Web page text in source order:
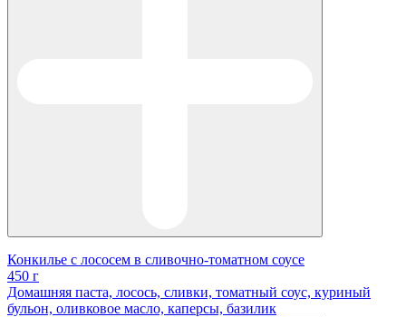
Конкилье с лососем в сливочно-томатном соусе
450 г
Домашняя паста, лосось, сливки, томатный соус, куриный
бульон, оливковое масло, каперсы, базилик